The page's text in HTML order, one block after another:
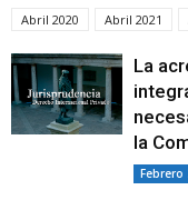
Abril 2020 Abril 2021
La
la
Febrero